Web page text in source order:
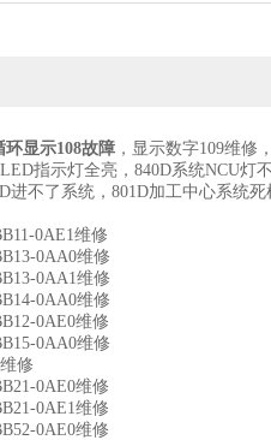
环显示108故障 ，显示数字109维修
指示灯全亮，840D系统NCU灯
进不了系统，801D加工中心系统
0AE1维修
0AA0维修
0AA1维修
0AA0维修
0AE0维修
0AA0维修
修
0AE0维修
0AE1维修
0AE0维修